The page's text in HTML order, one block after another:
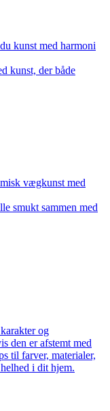
kunst med harmoni
kunst, der både
vægkunst med
smukt sammen med
og
den er afstemt med
til farver, materialer,
i dit hjem.